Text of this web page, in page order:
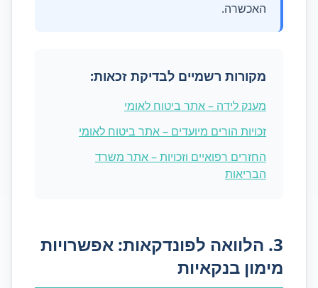
האכשרה.
מקורות רשמיים לבדיקת זכאות:
מענק לידה – אתר ביטוח לאומי
זכויות הורים מיועדים – אתר ביטוח לאומי
החזרים רפואיים וזכויות – אתר משרד
הבריאות
3. הלוואה לפונדקאות: אפשרויות
מימון בנקאיות